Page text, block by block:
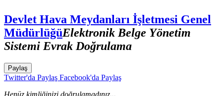
Devlet Hava Meydanları İşletmesi Genel
MüdürlüğüElektronik Belge Yönetim
Sistemi Evrak Doğrulama
Paylaş
Twitter'da Paylaş Facebook'da Paylaş
Henüz kimliğinizi doğrulamadınız...